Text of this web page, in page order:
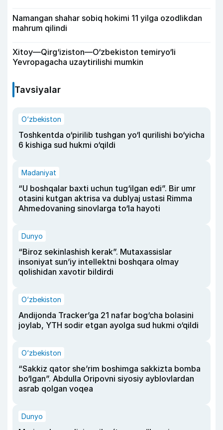
Namangan shahar sobiq hokimi 11 yilga ozodlikdan
mahrum qilindi
Xitoy—Qirg‘iziston—O‘zbekiston temiryo‘li
Yevropagacha uzaytirilishi mumkin
Tavsiyalar
O‘zbekiston
Toshkentda o‘pirilib tushgan yo‘l qurilishi bo‘yicha
6 kishiga sud hukmi o‘qildi
Madaniyat
“U boshqalar baxti uchun tug‘ilgan edi”. Bir umr
otasini kutgan aktrisa va dublyaj ustasi Rimma
Ahmedovaning sinovlarga to‘la hayoti
Dunyo
“Biroz sekinlashish kerak”. Mutaxassislar
insoniyat sun’iy intellektni boshqara olmay
qolishidan xavotir bildirdi
O‘zbekiston
Andijonda Tracker’ga 21 nafar bog‘cha bolasini
joylab, YTH sodir etgan ayolga sud hukmi o‘qildi
O‘zbekiston
“Sakkiz qator she’rim boshimga sakkizta bomba
bo‘lgan”. Abdulla Oripovni siyosiy ayblovlardan
asrab qolgan voqea
Dunyo